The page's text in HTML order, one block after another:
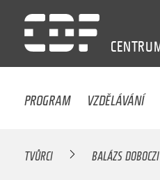
PROGRAM VZDĚLÁVÁNÍ
TVŮRCI BALÁZS DOBOCZI